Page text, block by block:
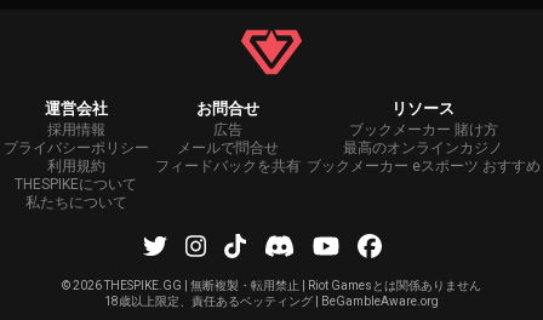
運営会社
採用情報
プライバシーポリシー
利用規約
THESPIKEについて
私たちについて
お問合せ
広告
メールで問合せ
フィードバックを共有
リソース
ブックメーカー 賭け方
最高のオンラインカジノ
ブックメーカー eスポーツ おすすめ
©2026 THESPIKE.GG | 無断複製・転用禁止 | Riot Gamesとは関係ありません
18歳以上限定、責任あるベッティング | BeGambleAware.org